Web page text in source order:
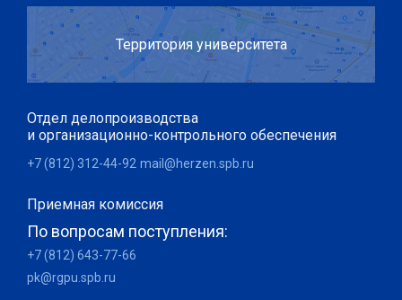
Территория университета
Отдел делопроизводства
и организационно-контрольного обеспечения
+7 (812) 312-44-92 mail@herzen.spb.ru
Приемная комиссия
По вопросам поступления:
+7 (812) 643-77-66
pk@rgpu.spb.ru